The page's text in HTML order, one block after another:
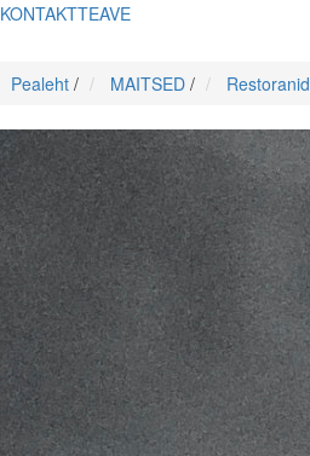
KONTAKTTEAVE
Pealeht / MAITSED / Restoranid